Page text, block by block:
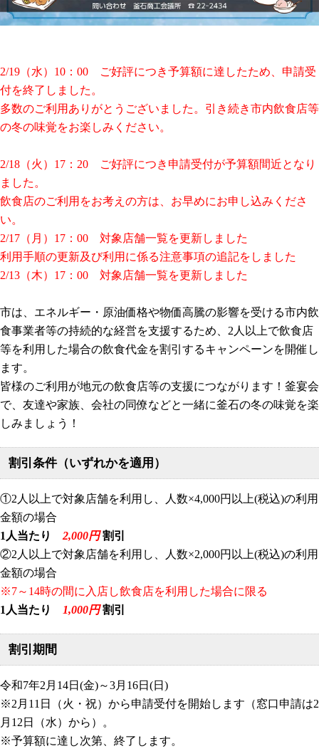
2/19（水）10：00 ご好評につき予算額に達したため、申請受
付を終了しました。
多数のご利用ありがとうございました。引き続き市内飲食店等
の冬の味覚をお楽しみください。
2/18（火）17：20 ご好評につき申請受付が予算額間近となり
ました。
飲食店のご利用をお考えの方は、お早めにお申し込みくださ
い。
2/17（月）17：00 対象店舗一覧を更新しました
利用手順の更新及び利用に係る注意事項の追記をしました
2/13（木）17：00 対象店舗一覧を更新しました
市は、エネルギー・原油価格や物価高騰の影響を受ける市内飲
食事業者等の持続的な経営を支援するため、2人以上で飲食店
等を利用した場合の飲食代金を割引するキャンペーンを開催し
ます。
皆様のご利用が地元の飲食店等の支援につながります！釜宴会
で、友達や家族、会社の同僚などと一緒に釜石の冬の味覚を楽
しみましょう！
割引条件（いずれかを適用）
①2人以上で対象店舗を利用し、人数×4,000円以上(税込)の利用
金額の場合
1人当たり 2,000円割引
②2人以上で対象店舗を利用し、人数×2,000円以上(税込)の利用
金額の場合
※7～14時の間に入店し飲食店を利用した場合に限る
1人当たり
1,000円割引
割引期間
令和7年2月14日(金)～3月16日(日)
※2月11日（火・祝）から申請受付を開始します（窓口申請は2
月12日（水）から）。
※予算額に達し次第、終了します。